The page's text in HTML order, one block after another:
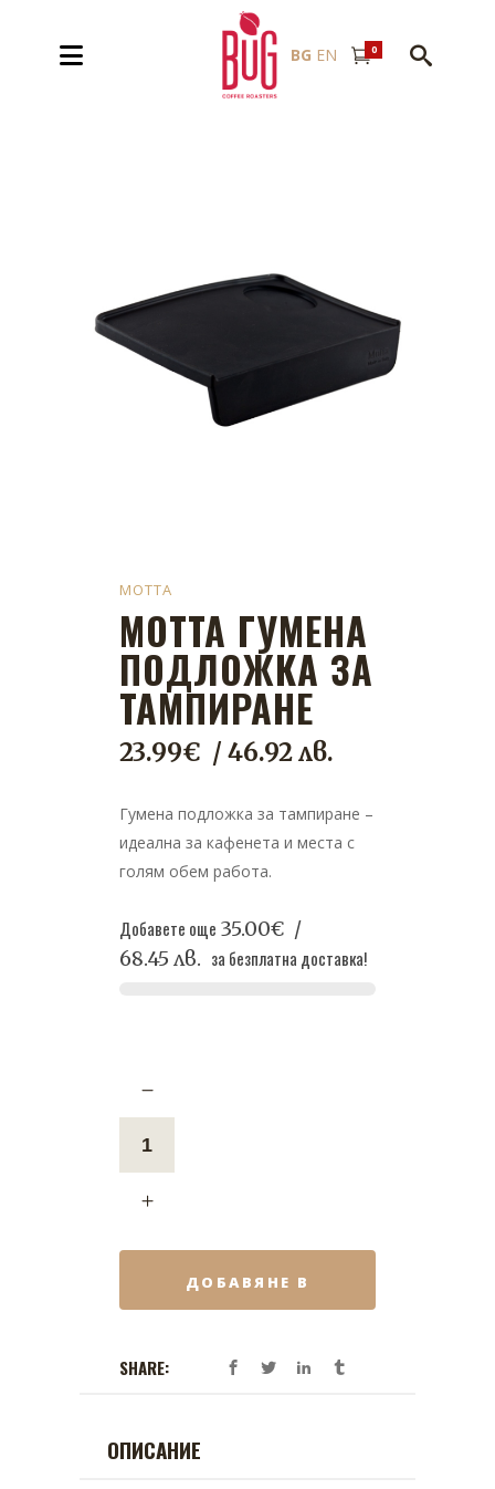
BG EN 0
MOTTA
MOTTA ГУМЕНА
ПОДЛОЖКА ЗА
ТАМПИРАНЕ
23.99€ / 46.92 лв.
Гумена подложка за тампиране –
идеална за кафенета и места с
голям обем работа.
Добавете още 35.00€ /
68.45 лв. за безплатна доставка!
ДОБАВЯНЕ В
SHARE:
ОПИСАНИЕ